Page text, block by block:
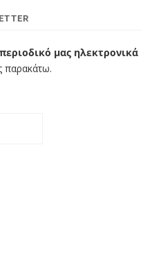
μας ηλεκτρονικά
παρακάτω.